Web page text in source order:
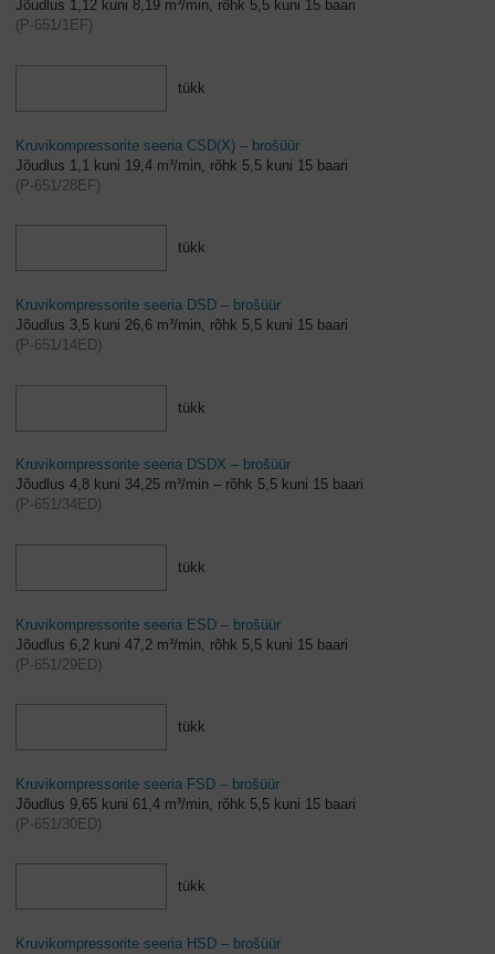
Jõudlus 1,12 kuni 8,19 m³/min, rõhk 5,5 kuni 15 baari
(P-651/1EF)
tükk
Kruvikompressorite seeria CSD(X) – brošüür
Jõudlus 1,1 kuni 19,4 m³/min, rõhk 5,5 kuni 15 baari
(P-651/28EF)
tükk
Kruvikompressorite seeria DSD – brošüür
Jõudlus 3,5 kuni 26,6 m³/min, rõhk 5,5 kuni 15 baari
(P-651/14ED)
tükk
Kruvikompressorite seeria DSDX – brošüür
Jõudlus 4,8 kuni 34,25 m³/min – rõhk 5,5 kuni 15 baari
(P-651/34ED)
tükk
Kruvikompressorite seeria ESD – brošüür
Jõudlus 6,2 kuni 47,2 m³/min, rõhk 5,5 kuni 15 baari
(P-651/29ED)
tükk
Kruvikompressorite seeria FSD – brošüür
Jõudlus 9,65 kuni 61,4 m³/min, rõhk 5,5 kuni 15 baari
(P-651/30ED)
tükk
Kruvikompressorite seeria HSD – brošüür